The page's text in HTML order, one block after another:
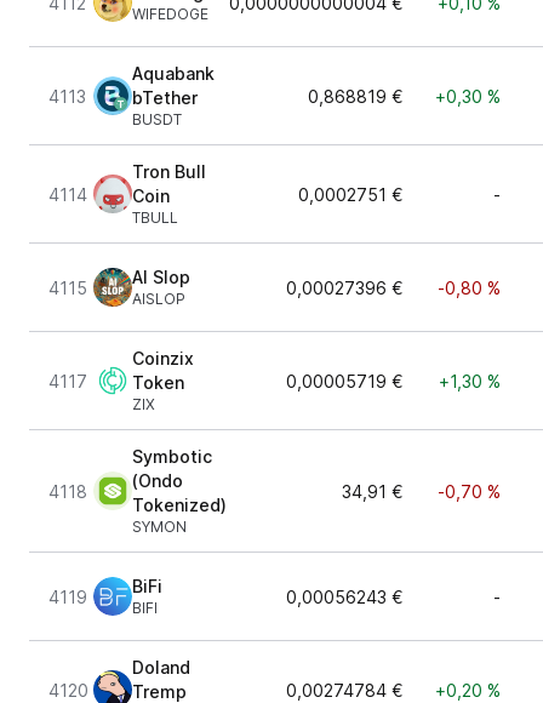
WIFEDOGE
4113
Aquabank
bTether
BUSDT
0,868819 € +0,30 %
4114
Tron Bull
Coin
TBULL
0,0002751 € -
4115
AI Slop
AISLOP
0,00027396 € -0,80 %
4117
Coinzix
Token
ZIX
0,00005719 € +1,30 %
4118
Symbotic
(Ondo
Tokenized)
SYMON
34,91 € -0,70 %
4119
BiFi
BIFI
0,00056243 € -
4120
Doland
Tremp
0,00274784 € +0,20 %